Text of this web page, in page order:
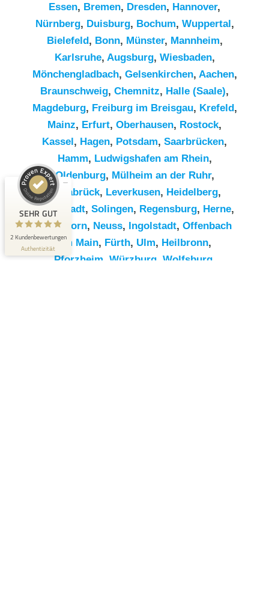
Essen, Bremen, Dresden, Hannover,
Nürnberg, Duisburg, Bochum, Wuppertal,
Bielefeld, Bonn, Münster, Mannheim,
Karlsruhe, Augsburg, Wiesbaden,
Mönchengladbach, Gelsenkirchen, Aachen,
Braunschweig, Chemnitz⁠, Halle (Saale),
Magdeburg, Freiburg im Breisgau, Krefeld,
Mainz, Erfurt, Oberhausen, Rostock,
Kassel, Hagen, Potsdam, Saarbrücken,
Hamm, Ludwigshafen am Rhein,
Oldenburg, Mülheim an der Ruhr,
Osnabrück, Leverkusen, Heidelberg,
Darmstadt, Solingen, Regensburg, Herne,
Paderborn, Neuss, Ingolstadt, Offenbach
am Main, Fürth, Ulm, Heilbronn,
Pforzheim Würzburg, Wolfsburg,
SEHR GUT
2 Kundenbewertungen
Authentizität
Kundenbewertungen und Erfahrungen zu
SEHR GUT
5,00 / 5,00
2
Bewertungen von 1
Blick aufs ProvenExpert-Profil werfen